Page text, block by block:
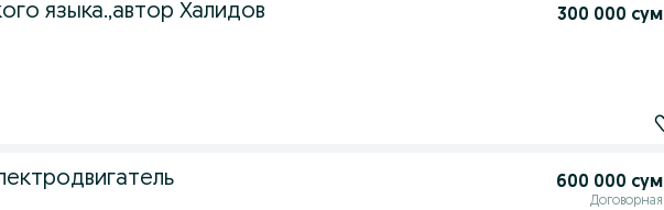
языка.,автор Халидов 300 000 сум
600 000 сум
Договорная